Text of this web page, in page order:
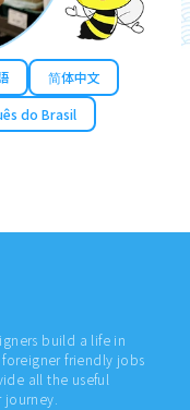
简体中文
do Brasil
build a life in
friendly jobs
all the useful